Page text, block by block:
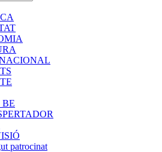
patrocinat